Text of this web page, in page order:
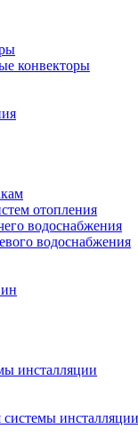
конвекторы
отопления
водоснабжения
водоснабжения
инсталляции
инсталляции